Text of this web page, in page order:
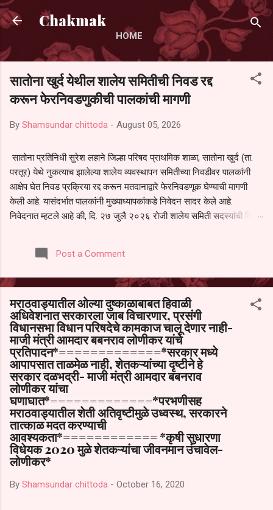
Skip to main content
Chakmak
HOME
सातोना खुर्द येथील शालेय समितीची निवड रद्द
करून फेरनिवडणुकीची पालकांची मागणी
By Shamsundar chittoda - August 05, 2026
सातोना प्रतिनिधी सुरेश लहाने जिल्हा परिषद प्राथमिक शाळा, सातोना खुर्द (ता.
परतूर) येथे नुकत्याच झालेल्या शालेय व्यवस्थापन समितीच्या निवडीवर पालकांनी
आक्षेप घेत निवड प्रक्रिया रद्द करून मतदानाद्वारे फेरनिवडणूक घेण्याची मागणी
केली आहे. यासंदर्भात पालकांनी मुख्याध्यापकांकडे निवेदन सादर केले आहे.
निवेदनात म्हटले आहे की, दि. २७ जुलै २०२६ रोजी शालेय समिती सदस्यांची निवड
पालकांना देण्यात आली नसल्याने मोठ्या संख्येने पालक बैठकीस उपस्थित राहू शकले
नाहीत. तसेच सर्व पालकांना विश्वासात न घेता निवड प्रक्रिया पूर्ण करण्यात
करण्यात यावी आणि सर्व पालकांच्या उपस्थितीत मतदान पद्धतीने शालेय समितीची
फेरनिवडणूक घेण्यात यावी, अशी मागणी पालकांनी केली आहे. या निवेदनाच्या प्रती
जिल्हा शिक्षण अधिकारी (प्राथमिक), जालना तसेच तालुका शिक्षण अधिकारी,
परतूर यांनाही पाठविण्यात आल्या असून प्रशासन याबाबत काय निर्णय घेते, याकडे
पालकांचे लक्ष लागले आहे. या न...
Post a Comment
मराठवाड्यातील ओल्या दुष्काळाबाबत हिवाळी
अधिवेशनात सरकारला जाब विचारणार, प्रसंगी
विधानसभा विधान परिषदेचे कामकाज चालू देणार नाही-
माजी मंत्री आमदार बबनराव लोणीकर यांचे
प्रतिपादन*=============*सरकार मध्ये
आपापसात ताळमेळ नाही, शेतकऱ्यांच्या दृष्टीने हे
सरकार दळभद्री- माजी मंत्री आमदार बबनराव
लोणीकर यांचा
घणाघात*=============*परभणीसह
मराठवाड्यातील शेती अतिवृष्टीमुळे उध्वस्थ, सरकारने
तात्काळ मदत करण्याची
आवश्यकता*============ *कृषी सुधारणा
विधेयक 2020 मुळे शेतकऱ्यांचा जीवनमान उंचावेल-
लोणीकर*
By Shamsundar chittoda - October 16, 2020